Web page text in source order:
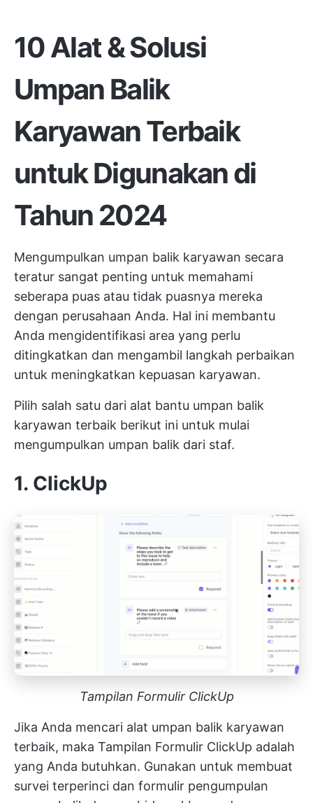
10 Alat & Solusi
Umpan Balik
Karyawan Terbaik
untuk Digunakan di
Tahun 2024
Mengumpulkan umpan balik karyawan secara
teratur sangat penting untuk memahami
seberapa puas atau tidak puasnya mereka
dengan perusahaan Anda. Hal ini membantu
Anda mengidentifikasi area yang perlu
ditingkatkan dan mengambil langkah perbaikan
untuk meningkatkan kepuasan karyawan.
Pilih salah satu dari alat bantu umpan balik
karyawan terbaik berikut ini untuk mulai
mengumpulkan umpan balik dari staf.
1. ClickUp
Tampilan Formulir ClickUp
Jika Anda mencari alat umpan balik karyawan
terbaik, maka Tampilan Formulir ClickUp adalah
yang Anda butuhkan. Gunakan untuk membuat
survei terperinci dan formulir pengumpulan